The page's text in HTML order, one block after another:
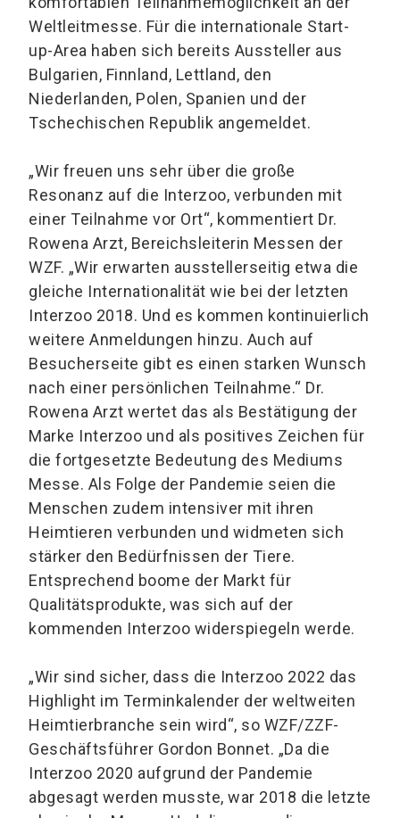
Weltleitmesse. Für die internationale Start-
up-Area haben sich bereits Aussteller aus
Bulgarien, Finnland, Lettland, den
Niederlanden, Polen, Spanien und der
Tschechischen Republik angemeldet.
„Wir freuen uns sehr über die große
Resonanz auf die Interzoo, verbunden mit
einer Teilnahme vor Ort“, kommentiert Dr.
Rowena Arzt, Bereichsleiterin Messen der
WZF. „Wir erwarten ausstellerseitig etwa die
gleiche Internationalität wie bei der letzten
Interzoo 2018. Und es kommen kontinuierlich
weitere Anmeldungen hinzu. Auch auf
Besucherseite gibt es einen starken Wunsch
nach einer persönlichen Teilnahme.“ Dr.
Rowena Arzt wertet das als Bestätigung der
Marke Interzoo und als positives Zeichen für
die fortgesetzte Bedeutung des Mediums
Messe. Als Folge der Pandemie seien die
Menschen zudem intensiver mit ihren
Heimtieren verbunden und widmeten sich
stärker den Bedürfnissen der Tiere.
Entsprechend boome der Markt für
Qualitätsprodukte, was sich auf der
kommenden Interzoo widerspiegeln werde.
„Wir sind sicher, dass die Interzoo 2022 das
Highlight im Terminkalender der weltweiten
Heimtierbranche sein wird“, so WZF/ZZF-
Geschäftsführer Gordon Bonnet. „Da die
Interzoo 2020 aufgrund der Pandemie
abgesagt werden musste, war 2018 die letzte